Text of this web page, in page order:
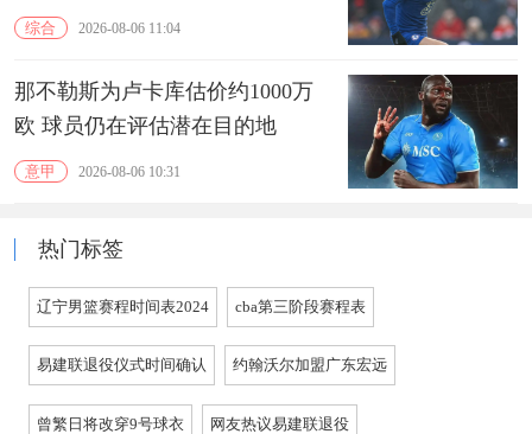
综合 2026-08-06 11:04
那不勒斯为卢卡库估价约1000万
欧 球员仍在评估潜在目的地
意甲 2026-08-06 10:31
热门标签
辽宁男篮赛程时间表2024 cba第三阶段赛程表
易建联退役仪式时间确认 约翰沃尔加盟广东宏远
曾繁日将改穿9号球衣 网友热议易建联退役